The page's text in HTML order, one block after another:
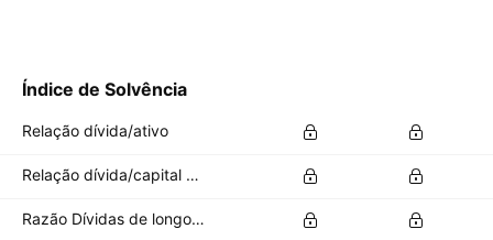
Índice de Solvência
Relação dívida/ativo
Relação dívida/capital próprio
Razão Dívidas de longo prazo/total de ativos